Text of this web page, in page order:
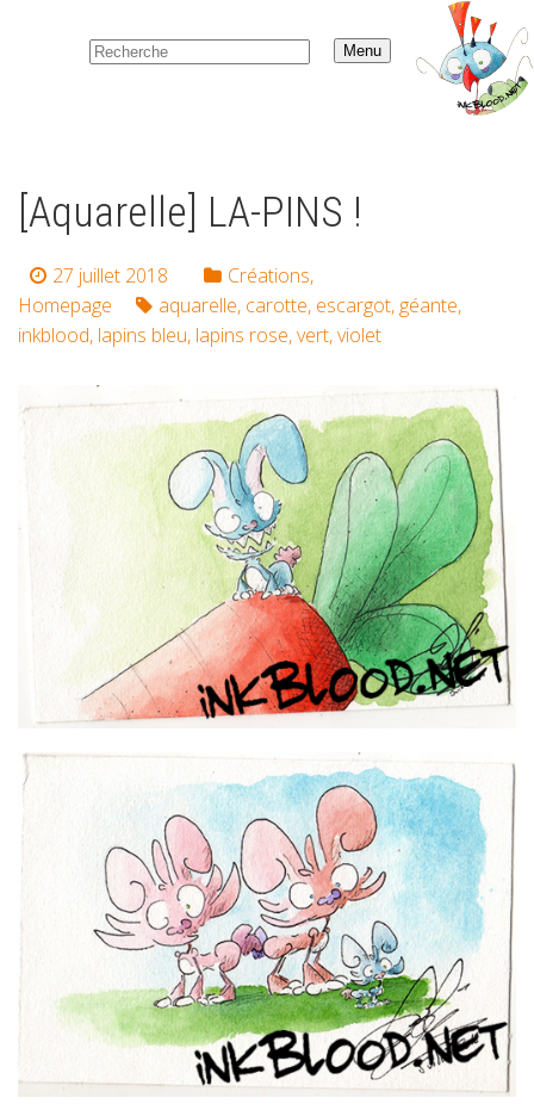
Menu
[Aquarelle] LA-PINS !
27 juillet 2018 Créations,
Homepage
aquarelle, carotte, escargot, géante,
inkblood, lapins bleu, lapins rose,vert,violet